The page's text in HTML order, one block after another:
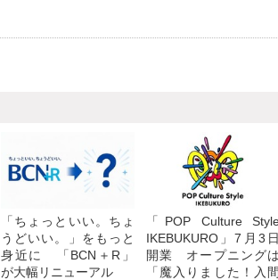
「ちょっといい。ちょ
うどいい。」をもっと
身近に 「BCN＋R」
が大幅リニューアル
「POP Culture
IKEBUKURO」7月3日
開業 オープニングは
「魔入りました！入間